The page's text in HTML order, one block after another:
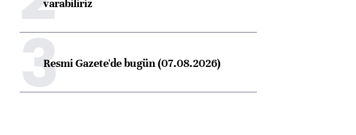
varabiliriz
3Resmi Gazete'de bugün (07.08.2026)